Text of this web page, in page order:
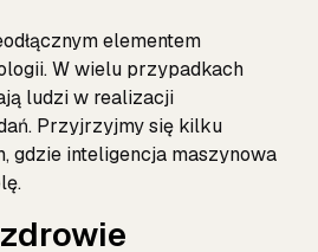
elementem
W wielu przypadkach
ludzi w realizacji
Przyjrzyjmy się kilku
gdzie inteligencja maszynowa